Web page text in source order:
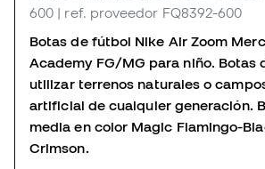
600 | ref. proveedor FQ8392-600
Botas de fútbol Nike Air Zoom
Academy FG/MG para niño. Botas
utilizar terrenos naturales o
artificial de cualquier generación.
media en color Magic Flamingo-
Crimson.